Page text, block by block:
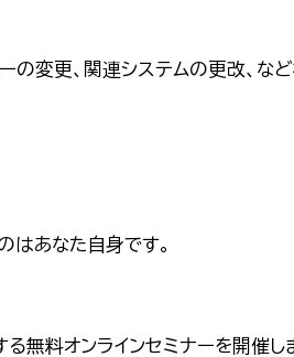
変更、関連システムの更改、など
はあなた自身です。
無料オンラインセミナーを開催し